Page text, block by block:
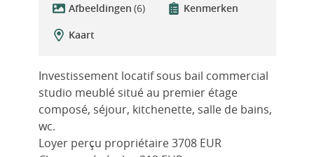
Afbeeldingen (6)
Kenmerken
Kaart
Investissement locatif sous bail commercial
studio meublé situé au premier étage
composé, séjour, kitchenette, salle de bains,
wc.
Loyer perçu propriétaire 3708 EUR